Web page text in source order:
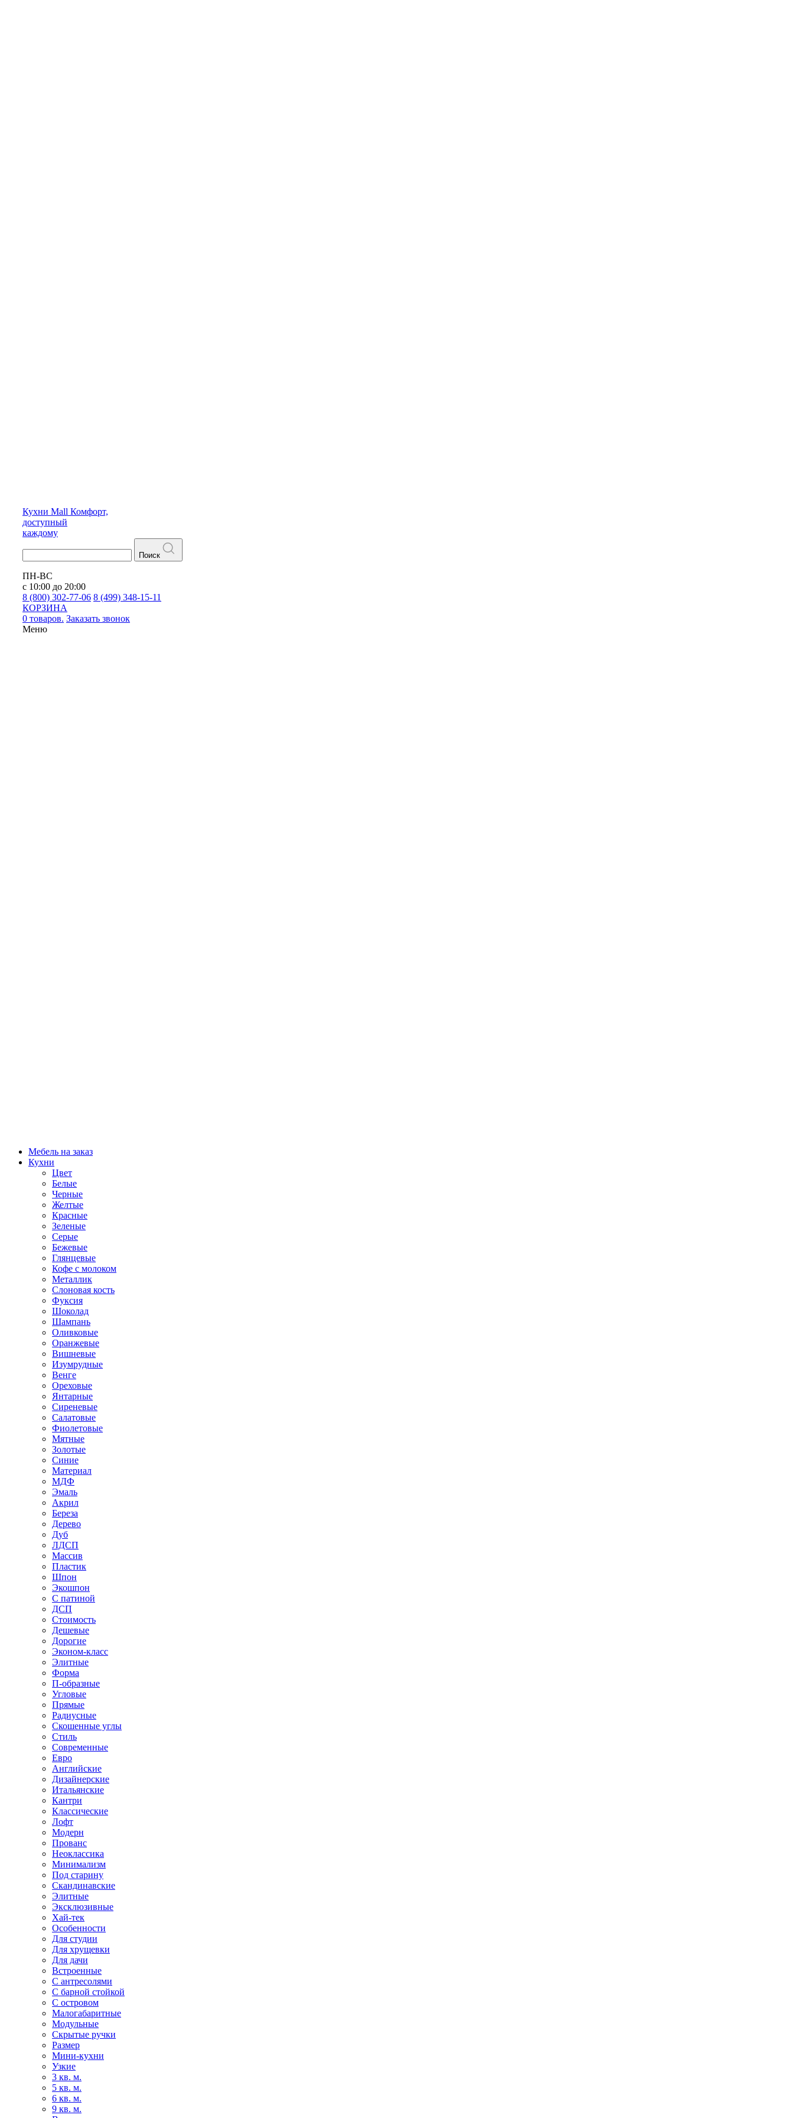
Кухни Mall Комфорт,
доступный
каждому
Поиск
ПН-ВС
с 10:00 до 20:00
8 (800) 302-77-06 8 (499) 348-15-11
КОРЗИНА
0 товаров. Заказать звонок
Меню
Мебель на заказ
Кухни
Цвет
Белые
Черные
Желтые
Красные
Зеленые
Серые
Бежевые
Глянцевые
Кофе с молоком
Металлик
Слоновая кость
Фуксия
Шоколад
Шампань
Оливковые
Оранжевые
Вишневые
Изумрудные
Венге
Ореховые
Янтарные
Сиреневые
Салатовые
Фиолетовые
Мятные
Золотые
Синие
Материал
МДФ
Эмаль
Акрил
Береза
Дерево
Дуб
ЛДСП
Массив
Пластик
Шпон
Экошпон
С патиной
ДСП
Стоимость
Дешевые
Дорогие
Эконом-класс
Элитные
Форма
П-образные
Угловые
Прямые
Радиусные
Скошенные углы
Стиль
Современные
Евро
Английские
Дизайнерские
Итальянские
Кантри
Классические
Лофт
Модерн
Прованс
Неоклассика
Минимализм
Под старину
Скандинавские
Элитные
Эксклюзивные
Хай-тек
Особенности
Для студии
Для хрущевки
Для дачи
Встроенные
С антресолями
С барной стойкой
С островом
Малогабаритные
Модульные
Скрытые ручки
Размер
Мини-кухни
Узкие
3 кв. м.
5 кв. м.
6 кв. м.
9 кв. м.